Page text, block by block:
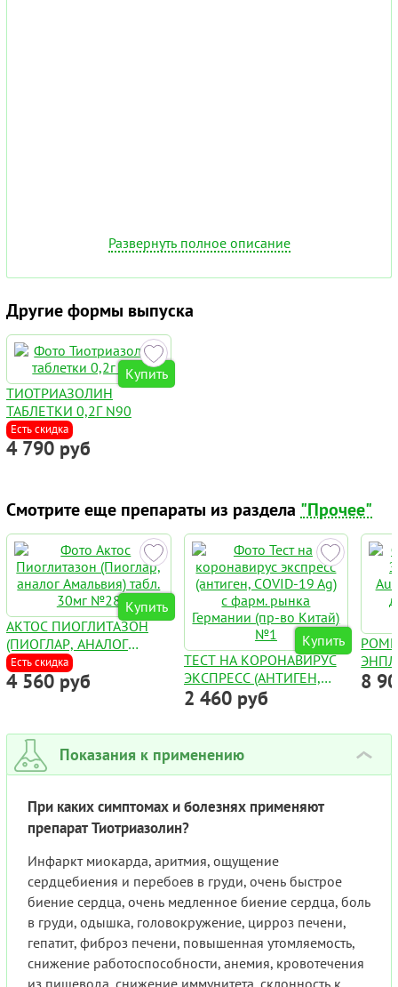
Развернуть полное описание
Другие формы выпуска
Купить
ТИОТРИАЗОЛИН
ТАБЛЕТКИ 0,2Г N90
Есть скидка
4 790 руб
Смотрите еще препараты из раздела "Прочее"
Купить
АКТОС ПИОГЛИТАЗОН
(ПИОГЛАР, АНАЛОГ
АМАЛЬВИЯ) ТАБЛ. 30МГ
№28
Есть скидка
4 560 руб
Купить
ТЕСТ НА КОРОНАВИРУС
ЭКСПРЕСС (АНТИГЕН,
COVID-19 AG) С ФАРМ.
РЫНКА ГЕРМАНИИ (ПР-
ВО КИТАЙ) №1
2 460 руб
8
Показания к применению ›
При каких симптомах и болезнях применяют
препарат Тиотриазолин?
Инфаркт миокарда, аритмия, ощущение
сердцебиения и перебоев в груди, очень быстрое
биение сердца, очень медленное биение сердца, боль
в груди, одышка, головокружение, цирроз печени,
гепатит, фиброз печени, повышенная утомляемость,
снижение работоспособности, анемия, кровотечения